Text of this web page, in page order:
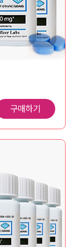
구매하기